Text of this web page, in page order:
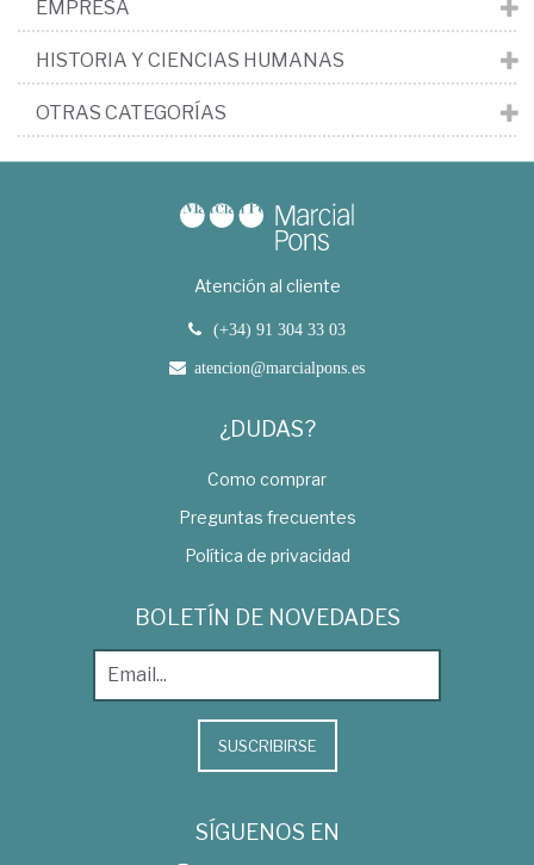
EMPRESA
HISTORIA Y CIENCIAS HUMANAS
OTRAS CATEGORÍAS
Atención al cliente
(+34) 91 304 33 03
atencion@marcialpons.es
¿DUDAS?
Como comprar
Preguntas frecuentes
Política de privacidad
BOLETÍN DE NOVEDADES
SUSCRIBIRSE
SÍGUENOS EN